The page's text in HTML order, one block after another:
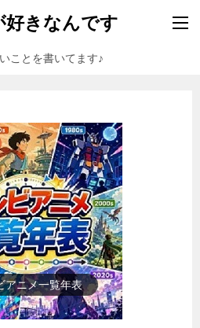
好きなんです
ことを書いてます♪
ム一覧年表